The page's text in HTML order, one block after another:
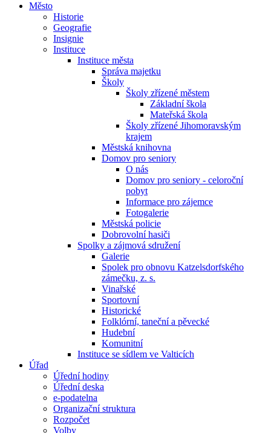
Město
Historie
Geografie
Insignie
Instituce
Instituce města
Správa majetku
Školy
Školy zřízené městem
Základní škola
Mateřská škola
Školy zřízené Jihomoravským
krajem
Městská knihovna
Domov pro seniory
O nás
Domov pro seniory - celoroční
pobyt
Informace pro zájemce
Fotogalerie
Městská policie
Dobrovolní hasiči
Spolky a zájmová sdružení
Galerie
Spolek pro obnovu Katzelsdorfského
zámečku, z. s.
Vinařské
Sportovní
Historické
Folklórní, taneční a pěvecké
Hudební
Komunitní
Instituce se sídlem ve Valticích
Úřad
Úřední hodiny
Úřední deska
e-podatelna
Organizační struktura
Rozpočet
Volby